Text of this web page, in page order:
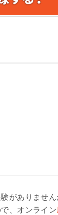
がありませ
、オンライン